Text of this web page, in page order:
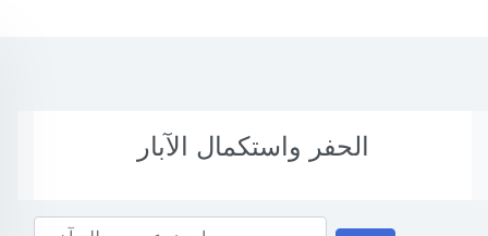
الحفر واستكمال الآبار